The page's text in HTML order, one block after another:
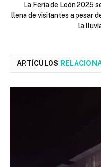
La Feria de León 2025
llena de visitantes a pesar
la
ARTÍCULOS